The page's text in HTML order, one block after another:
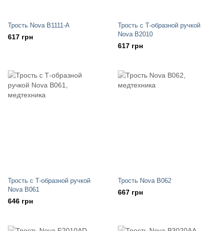
Трость Nova B1111-A
617 грн
Трость с Т-образной ручкой
Nova B2010
617 грн
Трость с Т-образной ручкой
Nova B061
646 грн
Трость Nova B062
667 грн